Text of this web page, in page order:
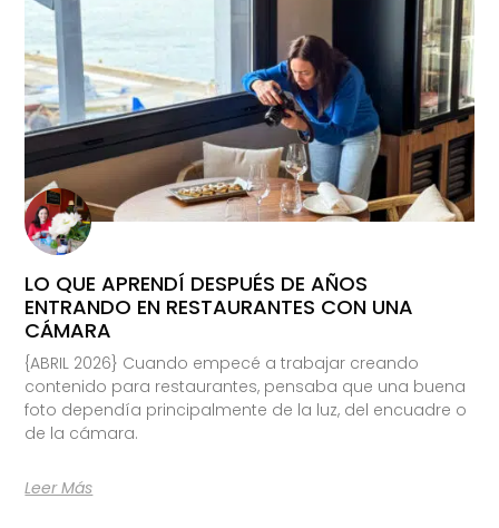
LO QUE APRENDÍ DESPUÉS DE AÑOS
ENTRANDO EN RESTAURANTES CON UNA
CÁMARA
{ABRIL 2026} Cuando empecé a trabajar creando
contenido para restaurantes, pensaba que una buena
foto dependía principalmente de la luz, del encuadre o
de la cámara.
Leer Más